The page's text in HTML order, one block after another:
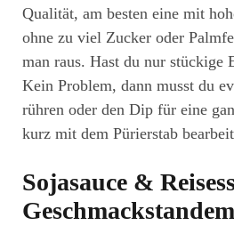
Qualität, am besten eine mit
ohne zu viel Zucker oder
man raus. Hast du nur stückige
Kein Problem, dann musst du
rühren oder den Dip für eine
kurz mit dem Pürierstab
Sojasauce &